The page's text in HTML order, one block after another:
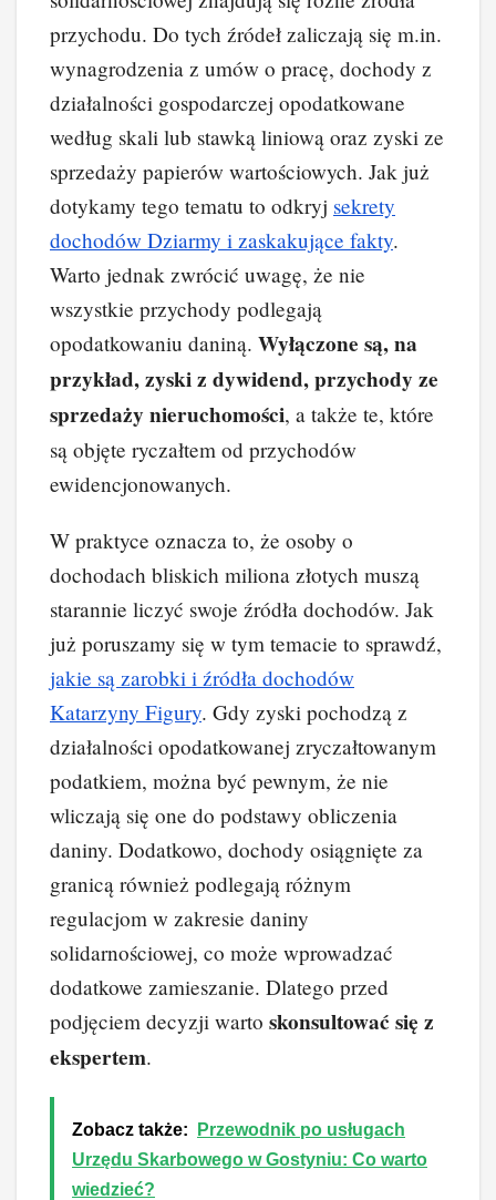
przychodu. Do tych źródeł zaliczają się m.in.
wynagrodzenia z umów o pracę, dochody z
działalności gospodarczej opodatkowane
według skali lub stawką liniową oraz zyski ze
sprzedaży papierów wartościowych. Jak już
dotykamy tego tematu to odkryj sekrety
dochodów Dziarmy i zaskakujące fakty.
Warto jednak zwrócić uwagę, że nie
wszystkie przychody podlegają
opodatkowaniu daniną. Wyłączone są, na
przykład, zyski z dywidend, przychody ze
sprzedaży nieruchomości, a także te, które
są objęte ryczałtem od przychodów
ewidencjonowanych.
W praktyce oznacza to, że osoby o
dochodach bliskich miliona złotych muszą
starannie liczyć swoje źródła dochodów. Jak
już poruszamy się w tym temacie to sprawdź,
jakie są zarobki i źródła dochodów
Katarzyny Figury. Gdy zyski pochodzą z
działalności opodatkowanej zryczałtowanym
podatkiem, można być pewnym, że nie
wliczają się one do podstawy obliczenia
daniny. Dodatkowo, dochody osiągnięte za
granicą również podlegają różnym
regulacjom w zakresie daniny
solidarnościowej, co może wprowadzać
dodatkowe zamieszanie. Dlatego przed
podjęciem decyzji warto skonsultować się z
ekspertem.
Zobacz także:
Przewodnik po usługach
Urzędu Skarbowego w Gostyniu: Co warto
wiedzieć?